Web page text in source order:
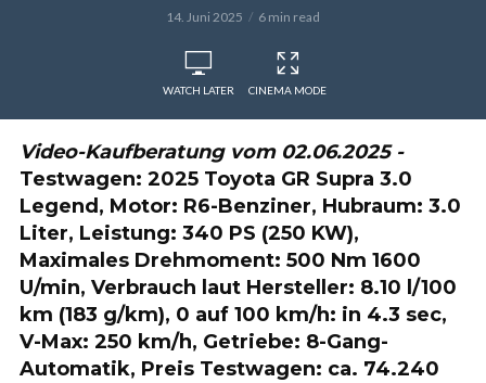
14. Juni 2025 6 min read
WATCH LATER CINEMA MODE
Video-Kaufberatung vom 02.06.2025 -
Testwagen: 2025 Toyota GR Supra 3.0
Legend, Motor: R6-Benziner, Hubraum: 3.0
Liter, Leistung: 340 PS (250 KW),
Maximales Drehmoment: 500 Nm 1600
U/min, Verbrauch laut Hersteller: 8.10 l/100
km (183 g/km), 0 auf 100 km/h: in 4.3 sec,
V-Max: 250 km/h, Getriebe: 8-Gang-
Automatik, Preis Testwagen: ca. 74.240